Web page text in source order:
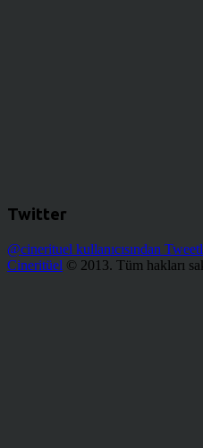
Twitter
@cinerituel kullanıcısından
Cineritüel © 2013. Tüm hakları